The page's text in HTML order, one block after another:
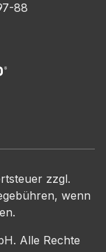
88
zzgl.
wenn
Alle Rechte